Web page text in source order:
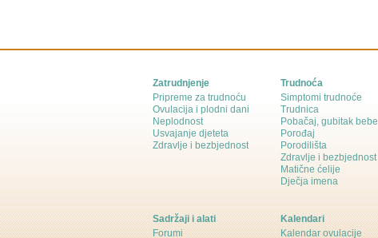
Zatrudnjenje
Pripreme za trudnoću
Ovulacija i plodni dani
Neplodnost
Usvajanje djeteta
Zdravlje i bezbjednost
Trudnoća
Simptomi trudnoće
Trudnica
Pobačaj, gubitak bebe
Porođaj
Porodilišta
Zdravlje i bezbjednost
Matične ćelije
Dječja imena
Sadržaji i alati
Forumi
Kalendari
Kalendar ovulacije